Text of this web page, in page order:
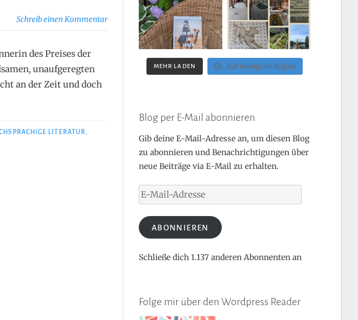
Schreib einen Kommentar
des Preises der
unaufgeregten
an der Zeit und doch
LITERATUR,
MEHR LADEN Auf Instagram folgen
Blog per E-Mail abonnieren
Gib deine E-Mail-Adresse an, um diesen Blog
zu abonnieren und Benachrichtigungen über
neue Beiträge via E-Mail zu erhalten.
E-
Mail-
Adresse
ABONNIEREN
Schließe dich 1.137 anderen Abonnenten an
Folge mir über den Wordpress Reader